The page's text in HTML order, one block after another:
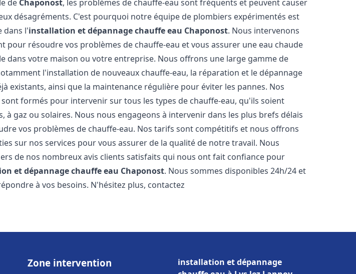
de Chaponost, les problèmes de chauffe-eau sont fréquents et peuvent causer
désagréments. C'est pourquoi notre équipe de plombiers expérimentés est
dans l'installation et dépannage chauffe eau Chaponost. Nous intervenons
pour résoudre vos problèmes de chauffe-eau et vous assurer une eau chaude
dans votre maison ou votre entreprise. Nous offrons une large gamme de
l'installation de nouveaux chauffe-eau, la réparation et le dépannage
existants, ainsi que la maintenance régulière pour éviter les pannes. Nos
formés pour intervenir sur tous les types de chauffe-eau, qu'ils soient
à gaz ou solaires. Nous nous engageons à intervenir dans les plus brefs délais
vos problèmes de chauffe-eau. Nos tarifs sont compétitifs et nous offrons
sur nos services pour vous assurer de la qualité de notre travail. Nous
de nos nombreux avis clients satisfaits qui nous ont fait confiance pour
et dépannage chauffe eau Chaponost. Nous sommes disponibles 24h/24 et
à vos besoins. N'hésitez plus, contactez
Zone intervention
installation et dépannage